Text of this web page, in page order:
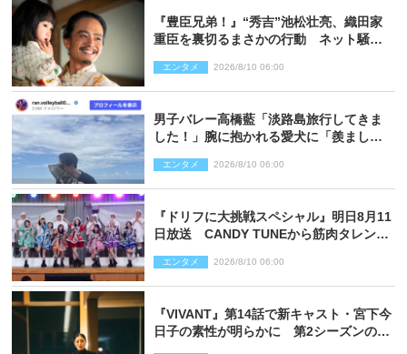
『豊臣兄弟！』“秀吉”池松壮亮、織田家
重臣を裏切るまさかの行動 ネット騒然
り）
エンタメ 2026/8/10 06:00
男子バレー高橋藍「淡路島旅行してきま
した！」腕に抱かれる愛犬に「羨まし
エンタメ 2026/8/10 06:00
『ドリフに大挑戦スペシャル』明日8月11
日放送 CANDY TUNEから筋肉タレント
エンタメ 2026/8/10 06:00
『VIVANT』第14話で新キャスト・宮下今
日子の素性が明らかに 第2シーズンのキ